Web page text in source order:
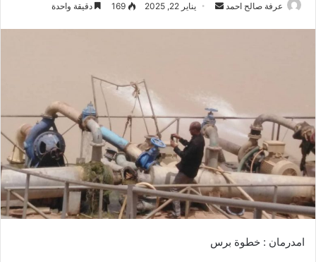
عرفة صالح احمد
ي
د
ا
إ
ل
ك
ت
و
يناير 22, 2025 169 دقيقة واحدة
امدرمان : خطوة برس